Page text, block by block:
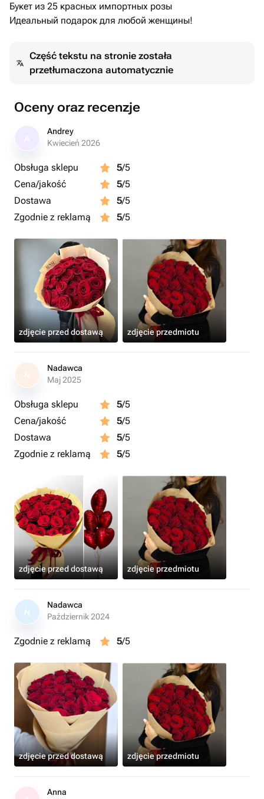
Букет из 25 красных импортных розы
Идеальный подарок для любой женщины!
Część tekstu na stronie została
przetłumaczona automatycznie
Oceny oraz recenzje
Andrey
Kwiecień 2026
Obsługa sklepu 5/5
Cena/jakość
5/5
Dostawa
5/5
Zgodnie z reklamą
5/5
zdjęcie przed dostawą zdjęcie przedmiotu
N
Nadawca
Maj 2025
Obsługa sklepu 5/5
Cena/jakość
5/5
Dostawa
5/5
Zgodnie z reklamą
5/5
zdjęcie przed dostawą zdjęcie przedmiotu
N
Nadawca
Październik 2024
Zgodnie z reklamą 5/5
zdjęcie przed dostawą zdjęcie przedmiotu
Anna